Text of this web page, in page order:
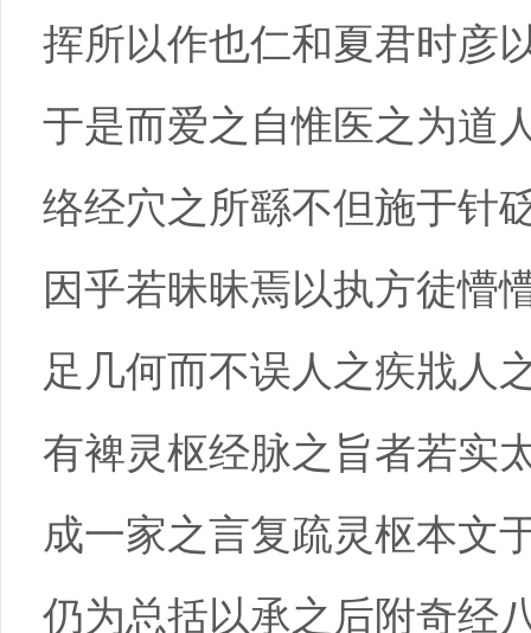
挥所以作也仁和夏君时彦
于是而爱之自惟医之为道
络经穴之所繇不但施于针
因乎若昧昧焉以执方徒懵
足几何而不误人之疾戕人
有裨灵枢经脉之旨者若实
成一家之言复疏灵枢本文
仍为总括以承之后附奇经